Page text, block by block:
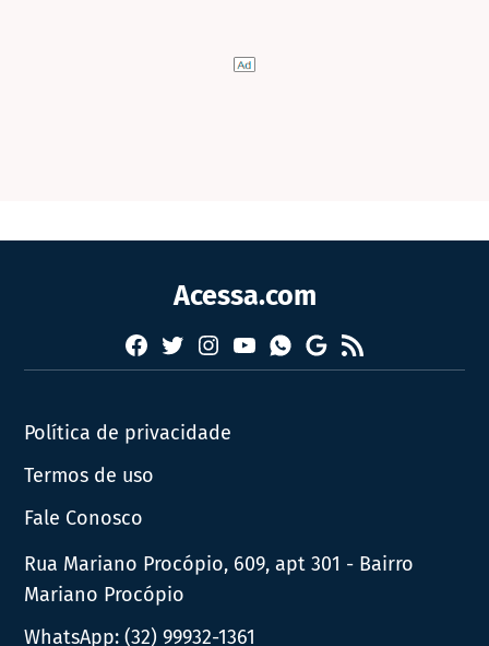
Acessa.com
Facebook
TwitterInstagram
YouTubeWhatsapp
Google
News
RSS
Política de privacidade
Termos de uso
Fale Conosco
Rua Mariano Procópio, 609, apt 301 - Bairro
Mariano Procópio
WhatsApp:(32) 99932-1361